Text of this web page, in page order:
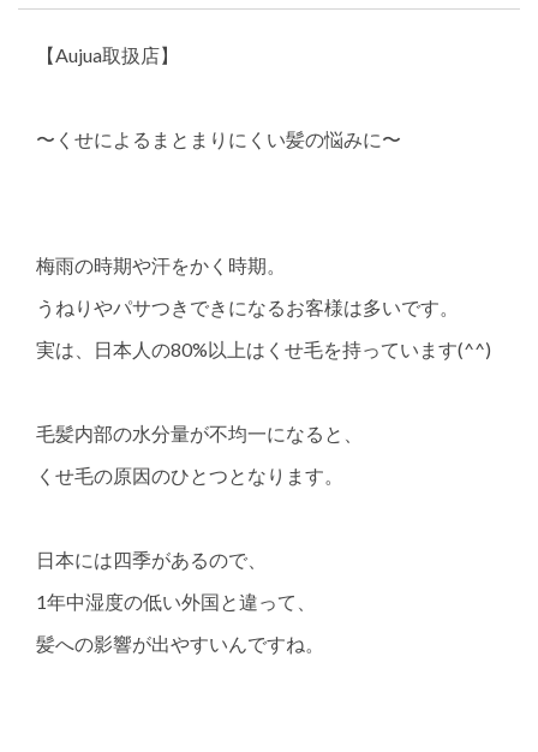
【Aujua取扱店】
〜くせによるまとまりにくい髪の悩みに〜
梅雨の時期や汗をかく時期。
うねりやパサつきできになるお客様は多いです。
実は、日本人の80%以上はくせ毛を持っています(^^)
毛髪内部の水分量が不均一になると、
くせ毛の原因のひとつとなります。
日本には四季があるので、
1年中湿度の低い外国と違って、
髪への影響が出やすいんですね。